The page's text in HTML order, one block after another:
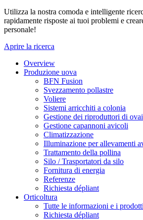
Utilizza la nostra comoda e intelligente
rapidamente risposte ai tuoi problemi e
personale!
Aprire la ricerca
Overview
Produzione uova
BFN Fusion
Svezzamento pollastre
Voliere
Sistemi arricchiti a colonia
Gestione dei riproduttori di
Gestione capannoni avicoli
Climatizzazione
Illuminazione per allevamenti
Trattamento della pollina
Silo / Trasportatori da silo
Fornitura di energia
Referenze
Richiesta dépliant
Orticoltura
Tutte le informazioni e i prodotti
Richiesta dépliant